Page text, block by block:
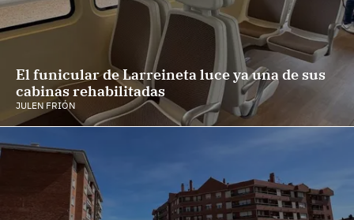
El funicular de Larreineta luce ya una de sus
cabinas rehabilitadas
JULEN FRIÓN